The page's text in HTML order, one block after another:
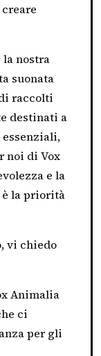
nostra
suonata
raccolti
destinati a
noi di Vox
e la
la priorità
vi chiedo
Animalia
ci
per gli